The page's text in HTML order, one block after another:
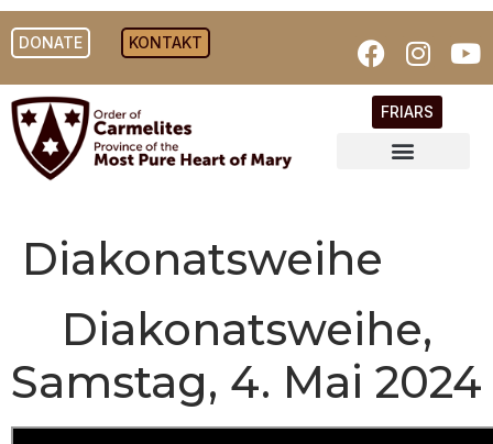
DONATE KONTAKT
FRIARS
Diakonatsweihe
Diakonatsweihe,
Samstag, 4. Mai 2024